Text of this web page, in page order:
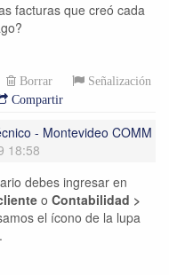
facturas que creó cada
Borrar
Señalización
Compartir
- Montevideo COMM
18:58
debes ingresar en
o Contabilidad >
el ícono de la lupa
.